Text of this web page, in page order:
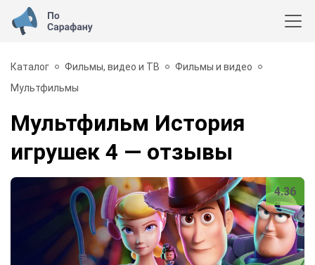
Каталог Фильмы, видео и ТВ
Фильмы и видео
Мультфильмы
Мультфильм История
игрушек 4 — отзывы
4.36